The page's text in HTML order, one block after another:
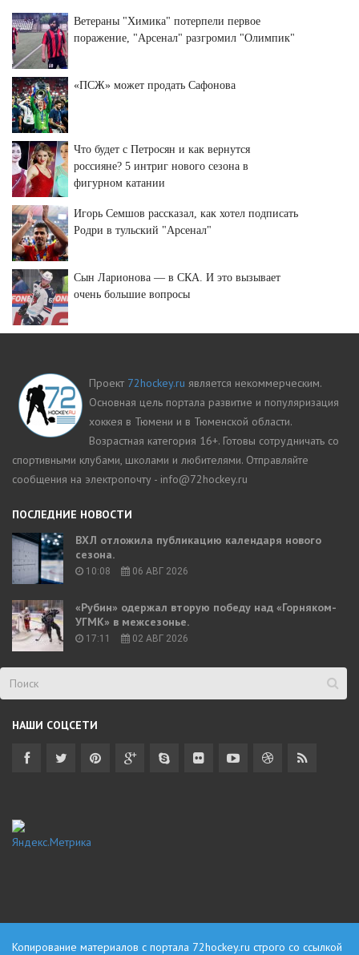
Ветераны "Химика" потерпели первое
поражение, "Арсенал" разгромил "Олимпик"
«ПСЖ» может продать Сафонова
Что будет с Петросян и как вернутся
россияне? 5 интриг нового сезона в
фигурном катании
Игорь Семшов рассказал, как хотел подписать
Родри в тульский "Арсенал"
Сын Ларионова — в СКА. И это вызывает
очень большие вопросы
Проект 72hockey.ru является некоммерческим.
Основная цель портала развитие и популяризация
хоккея в Тюмени и в Тюменской области.
Возрастная категория 16+. Готовы сотрудничать со
спортивными клубами, школами и любителями. Отправляйте
сообщения на электропочту - info@72hockey.ru
ПОСЛЕДНИЕ НОВОСТИ
ВХЛ отложила публикацию календаря нового
сезона.
10:08 06 АВГ 2026
«Рубин» одержал вторую победу над «Горняком-
УГМК» в межсезонье.
17:11 02 АВГ 2026
НАШИ СОЦСЕТИ
Копирование материалов с портала 72hockey.ru строго со ссылкой